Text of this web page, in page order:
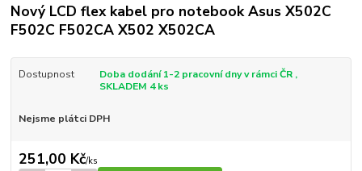
Nový LCD flex kabel pro notebook Asus X502C
F502C F502CA X502 X502CA
Dostupnost
Doba dodání 1-2 pracovní dny v rámci ČR ,
SKLADEM 4 ks
Nejsme plátci DPH
251,00 Kč/ks